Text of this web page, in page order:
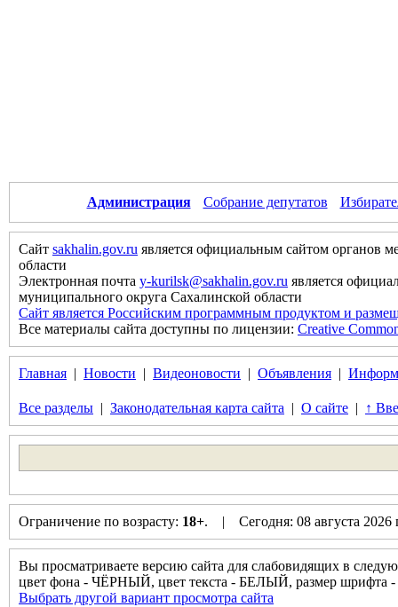
Администрация Собрание депутатов
Сайт sakhalin.gov.ru является официальным сайтом органов
области
Электронная почта y-kurilsk@sakhalin.gov.ru является
муниципального округа Сахалинской области
Сайт является Российским программным продуктом и
Все материалы сайта доступны по лицензии: Creative
Главная | Новости | Видеоновости | Объявления |
Все разделы | Законодательная карта сайта | О сайте | ↑
Ограничение по возрасту: 18+. | Сегодня: 08 августа
Вы просматриваете версию сайта для слабовидящих в
цвет фона - ЧЁРНЫЙ, цвет текста - БЕЛЫЙ, размер
Выбрать другой вариант просмотра сайта